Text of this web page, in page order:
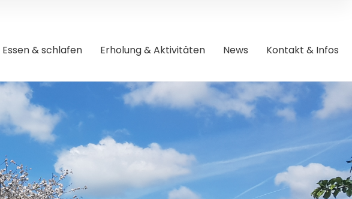
Essen & schlafen Erholung & Aktivitäten News Kontakt & Infos